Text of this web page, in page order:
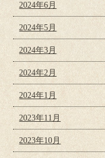
2024年6月
2024年5月
2024年3月
2024年2月
2024年1月
2023年11月
2023年10月